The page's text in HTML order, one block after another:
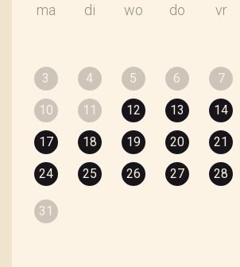
ma di wo do vr
3 4 5 6 7
10 11 12 13 14
17 18 19 20 21
24 25 26 27 28
31